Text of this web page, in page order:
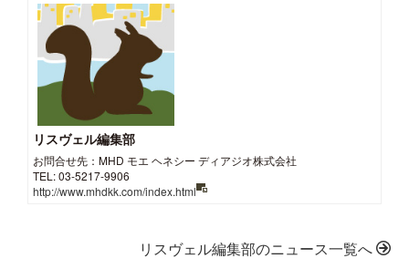
リスヴェル編集部
お問合せ先：MHD モエ ヘネシー ディアジオ株式会社
TEL: 03-5217-9906
http://www.mhdkk.com/index.html
リスヴェル編集部のニュース一覧へ